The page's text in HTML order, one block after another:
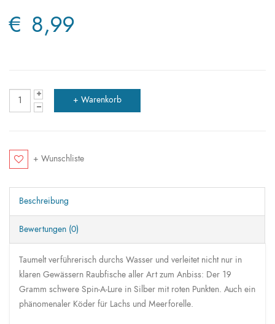
€ 8,99
+ Wunschliste
Beschreibung
Bewertungen (0)
Taumelt verführerisch durchs Wasser und verleitet nicht nur in
klaren Gewässern Raubfische aller Art zum Anbiss: Der 19
Gramm schwere Spin-A-Lure in Silber mit roten Punkten. Auch ein
phänomenaler Köder für Lachs und Meerforelle.